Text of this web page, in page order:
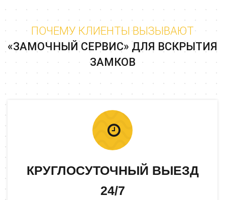
ПОЧЕМУ КЛИЕНТЫ ВЫЗЫВАЮТ
«ЗАМОЧНЫЙ СЕРВИС» ДЛЯ ВСКРЫТИЯ
ЗАМКОВ
КРУГЛОСУТОЧНЫЙ ВЫЕЗД
24/7